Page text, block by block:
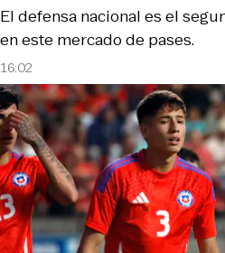
16:02
El defensa nacional es el
en este mercado de pases.